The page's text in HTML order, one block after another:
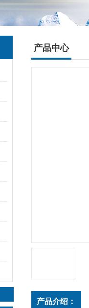
产品中心
产品介绍：